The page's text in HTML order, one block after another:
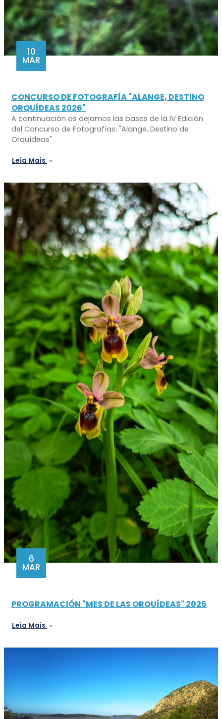
10
MAR
CONCURSO DE FOTOGRAFÍA "ALANGE, DESTINO
ORQUÍDEAS 2026"
A continuación os dejamos las bases de la IV Edición
del Concurso de Fotografías: "Alange, Destino de
Orquídeas"
Leia Mais
6
MAR
PROGRAMACIÓN "MES DE LAS ORQUÍDEAS" 2026
Leia Mais